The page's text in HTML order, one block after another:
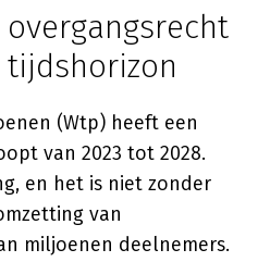
tijdshorizon
(Wtp) heeft een
van 2023 tot 2028.
en het is niet zonder
van
miljoenen deelnemers.